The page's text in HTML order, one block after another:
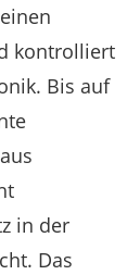
kontrolliert
Bis auf
in der
Das